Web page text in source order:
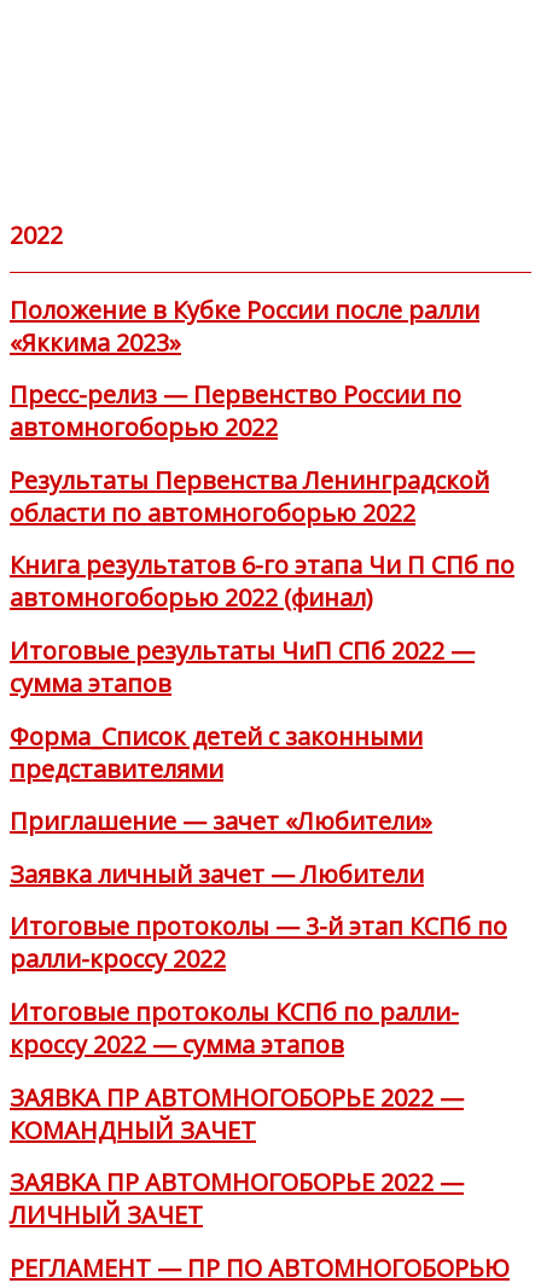
2022
Положение в Кубке России после ралли
«Яккима 2023»
Пресс-релиз — Первенство России по
автомногоборью 2022
Результаты Первенства Ленинградской
области по автомногоборью 2022
Книга результатов 6-го этапа Чи П СПб по
автомногоборью 2022 (финал)
Итоговые результаты ЧиП СПб 2022 —
сумма этапов
Форма_Список детей с законными
представителями
Приглашение — зачет «Любители»
Заявка личный зачет — Любители
Итоговые протоколы — 3-й этап КСПб по
ралли-кроссу 2022
Итоговые протоколы КСПб по ралли-
кроссу 2022 — сумма этапов
ЗАЯВКА ПР АВТОМНОГОБОРЬЕ 2022 —
КОМАНДНЫЙ ЗАЧЕТ
ЗАЯВКА ПР АВТОМНОГОБОРЬЕ 2022 —
ЛИЧНЫЙ ЗАЧЕТ
РЕГЛАМЕНТ — ПР ПО АВТОМНОГОБОРЬЮ